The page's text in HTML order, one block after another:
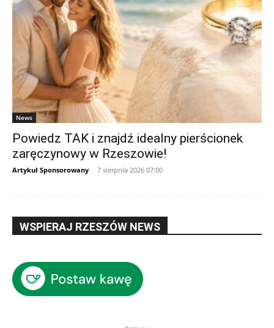
News
Powiedz TAK i znajdź idealny pierścionek
zaręczynowy w Rzeszowie!
Artykuł Sponsorowany - 7 sierpnia 2026 07:00
WSPIERAJ RZESZÓW NEWS